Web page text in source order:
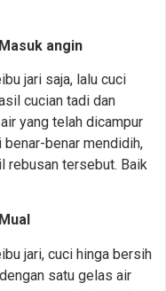
angin
jari saja, lalu cuci
cucian tadi dan
yang telah dicampur
benar mendidih,
rebusan tersebut. Baik
jari, cuci hinga bersih
satu gelas air